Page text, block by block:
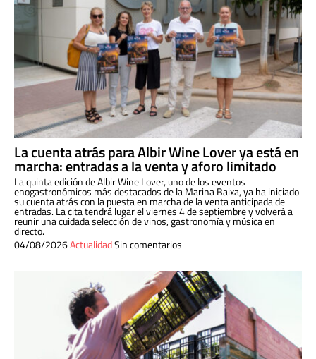
La cuenta atrás para Albir Wine Lover ya está en
marcha: entradas a la venta y aforo limitado
La quinta edición de Albir Wine Lover, uno de los eventos
enogastronómicos más destacados de la Marina Baixa, ya ha iniciado
su cuenta atrás con la puesta en marcha de la venta anticipada de
entradas. La cita tendrá lugar el viernes 4 de septiembre y volverá a
reunir una cuidada selección de vinos, gastronomía y música en
directo.
04/08/2026ActualidadSin comentarios